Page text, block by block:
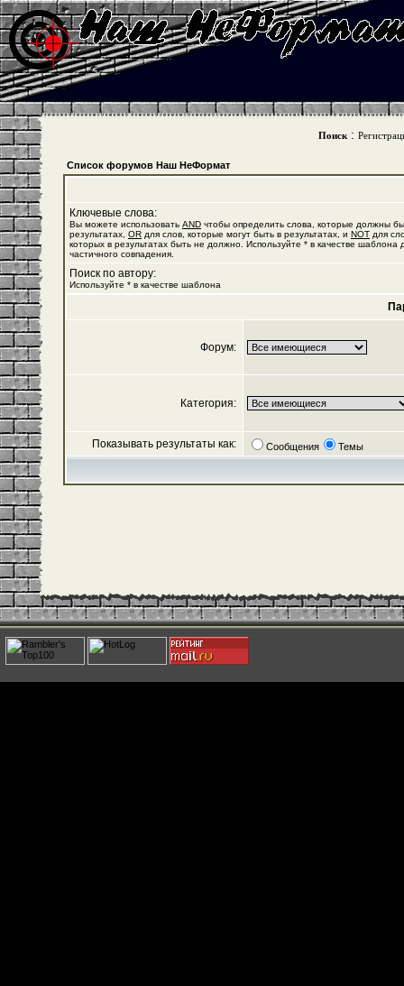
Поиск :
Список форумов Наш НеФормат
Ключевые слова:
Вы можете использовать AND чтобы определить слова, которые должны
результатах, OR для слов, которые могут быть в результатах, и NOT для
которых в результатах быть не должно. Используйте * в качестве шаблона
частичного совпадения.
Поиск по автору:
Используйте * в качестве шаблона
Форум:
Категория:
Показывать результаты как: Сообщения Темы